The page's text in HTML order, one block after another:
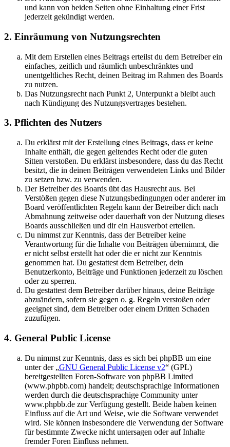
und kann von beiden Seiten ohne Einhaltung einer Frist
jederzeit gekündigt werden.
2. Einräumung von Nutzungsrechten
Mit dem Erstellen eines Beitrags erteilst du dem Betreiber ein
einfaches, zeitlich und räumlich unbeschränktes und
unentgeltliches Recht, deinen Beitrag im Rahmen des Boards
zu nutzen.
Das Nutzungsrecht nach Punkt 2, Unterpunkt a bleibt auch
nach Kündigung des Nutzungsvertrages bestehen.
3. Pflichten des Nutzers
Du erklärst mit der Erstellung eines Beitrags, dass er keine
Inhalte enthält, die gegen geltendes Recht oder die guten
Sitten verstoßen. Du erklärst insbesondere, dass du das Recht
besitzt, die in deinen Beiträgen verwendeten Links und Bilder
zu setzen bzw. zu verwenden.
Der Betreiber des Boards übt das Hausrecht aus. Bei
Verstößen gegen diese Nutzungsbedingungen oder anderer im
Board veröffentlichten Regeln kann der Betreiber dich nach
Abmahnung zeitweise oder dauerhaft von der Nutzung dieses
Boards ausschließen und dir ein Hausverbot erteilen.
Du nimmst zur Kenntnis, dass der Betreiber keine
Verantwortung für die Inhalte von Beiträgen übernimmt, die
er nicht selbst erstellt hat oder die er nicht zur Kenntnis
genommen hat. Du gestattest dem Betreiber, dein
Benutzerkonto, Beiträge und Funktionen jederzeit zu löschen
oder zu sperren.
Du gestattest dem Betreiber darüber hinaus, deine Beiträge
abzuändern, sofern sie gegen o. g. Regeln verstoßen oder
geeignet sind, dem Betreiber oder einem Dritten Schaden
zuzufügen.
4. General Public License
Du nimmst zur Kenntnis, dass es sich bei phpBB um eine
unter der „GNU General Public License v2“ (GPL)
bereitgestellten Foren-Software von phpBB Limited
(www.phpbb.com) handelt; deutschsprachige Informationen
werden durch die deutschsprachige Community unter
www.phpbb.de zur Verfügung gestellt. Beide haben keinen
Einfluss auf die Art und Weise, wie die Software verwendet
wird. Sie können insbesondere die Verwendung der Software
für bestimmte Zwecke nicht untersagen oder auf Inhalte
fremder Foren Einfluss nehmen.